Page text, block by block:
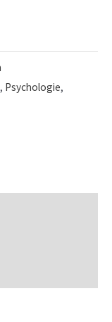
, Psychologie,